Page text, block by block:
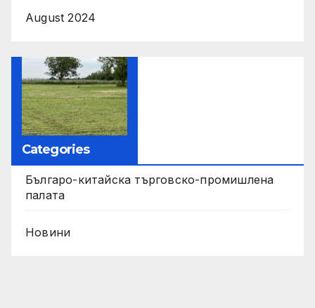
August 2024
Categories
Българо-китайска търговско-промишлена
палата
Новини